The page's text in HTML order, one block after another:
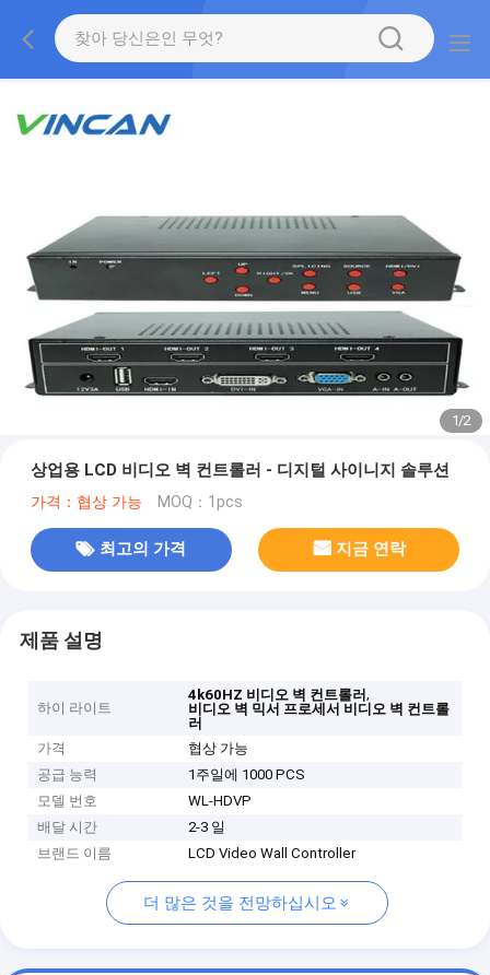
1/2
상업용 LCD 비디오 벽 컨트롤러 - 디지털 사이니지 솔루션
가격：협상 가능 MOQ：1pcs
최고의 가격 지금 연락
제품 설명
하이 라이트
4k60HZ 비디오 벽 컨트롤러,
비디오 벽 믹서 프로세서 비디오 벽 컨트롤
러
가격
협상 가능
공급 능력
1주일에 1000 PCS
모델 번호
WL-HDVP
배달 시간
2-3 일
브랜드 이름
LCD Video Wall Controller
더 많은 것을 전망하십시오